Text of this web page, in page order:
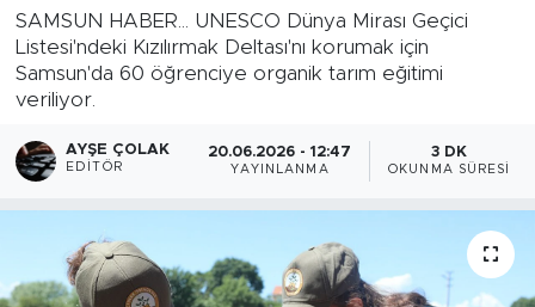
SAMSUN HABER... UNESCO Dünya Mirası Geçici
Listesi'ndeki Kızılırmak Deltası'nı korumak için
Samsun'da 60 öğrenciye organik tarım eğitimi
veriliyor.
AYŞE ÇOLAK
EDITÖR
20.06.2026 - 12:47
YAYINLANMA
3 DK
OKUNMA SÜRESI
Süper Lig Puan Durumu ve Fikstür
Tüm Manşetler
Son Dakika Haberleri